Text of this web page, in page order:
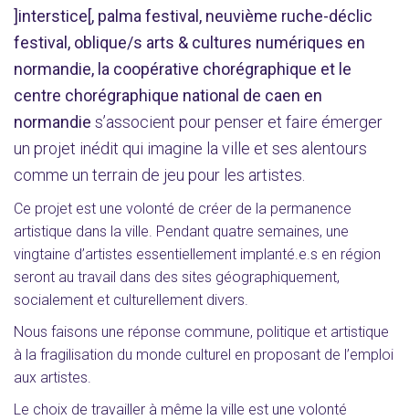
]interstice[, palma festival, neuvième ruche-déclic
festival, oblique/s arts & cultures numériques en
normandie, la coopérative chorégraphique et le
centre chorégraphique national de caen en
normandie s’associent pour penser et faire émerger
un projet inédit qui imagine la ville et ses alentours
comme un terrain de jeu pour les artistes.
Ce projet est une volonté de créer de la permanence
artistique dans la ville. Pendant quatre semaines, une
vingtaine d’artistes essentiellement implanté.e.s en région
seront au travail dans des sites géographiquement,
socialement et culturellement divers.
Nous faisons une réponse commune, politique et artistique
à la fragilisation du monde culturel en proposant de l’emploi
aux artistes.
Le choix de travailler à même la ville est une volonté